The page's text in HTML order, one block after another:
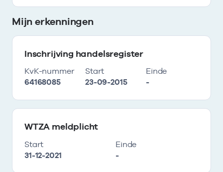
Mijn erkenningen
Inschrijving handelsregister
KvK-nummer
64168085
Start
23-09-2015
Einde
-
WTZA meldplicht
Start
31-12-2021
Einde
-